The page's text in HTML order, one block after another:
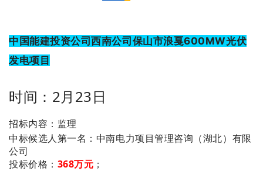
中国能建投资公司西南公司保山市浪戛600MW光伏
发电项目
时间：2月23日
招标内容：监理
中标候选人第一名 ：中南电力项目管理咨询（湖北）有限
公司
投标价格： 368万元 ；